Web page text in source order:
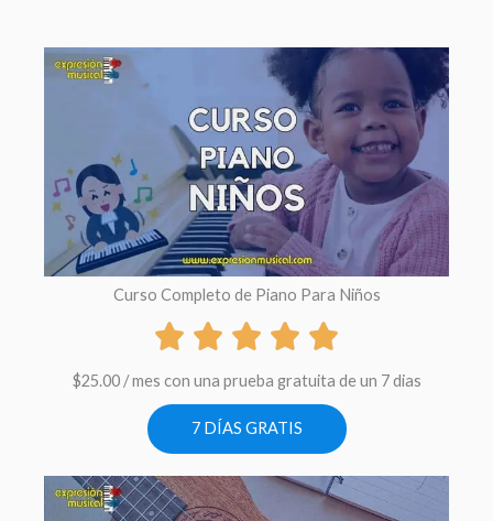
Curso Completo de Piano Para Niños
$25.00 / mes con una prueba gratuita de un 7 dias
7 DÍAS GRATIS